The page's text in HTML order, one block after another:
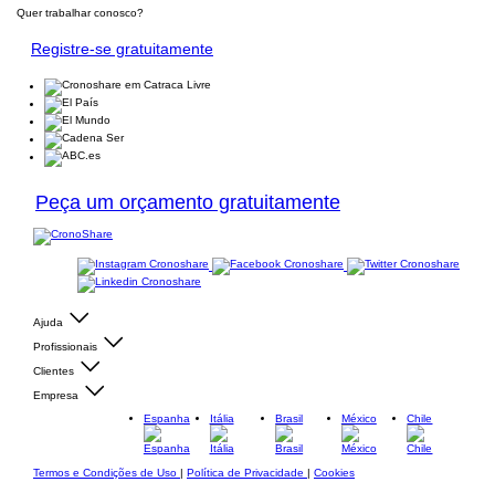
Quer trabalhar conosco?
Registre-se gratuitamente
Peça um orçamento gratuitamente
Ajuda
Profissionais
Clientes
Empresa
Espanha
Itália Brasil México Chile
Termos e Condições de Uso | Política de Privacidade | Cookies